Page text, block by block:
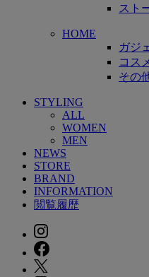
スト
HOME
ガジ
コス
その
STYLING
ALL
WOMEN
MEN
NEWS
STORE
BRAND
INFORMATION
閲覧履歴